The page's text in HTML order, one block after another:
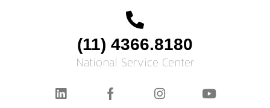
(11) 4366.8180
National Service Center